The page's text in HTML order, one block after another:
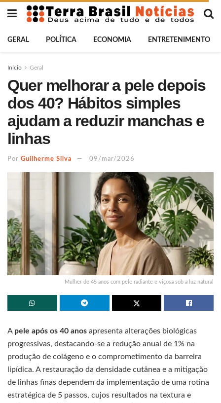
GERAL POLÍTICA ECONOMIA ENTRETENIMENTO
Início Geral
Quer melhorar a pele depois
dos 40? Hábitos simples
ajudam a reduzir manchas e
linhas
Por Guilherme Silva 09/mar/2026
Mulher de 45 anos com pele radiante e viçosa sob a luz natural
A pele após os 40 anos apresenta alterações biológicas
progressivas, destacando-se a redução anual de 1% na
produção de colágeno e o comprometimento da barreira
lipídica. A restauração da densidade cutânea e a mitigação
de linhas finas dependem da implementação de uma rotina
estratégica de 5 passos, cujos resultados na textura e